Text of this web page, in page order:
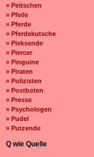
» Peitschen
» Pfeile
» Pferde
» Pferdekutsche
» Pieksende
» Piercer
» Pinguine
» Piraten
» Polizisten
» Postboten
» Presse
» Psychologen
» Pudel
» Putzende
Q wie Quelle